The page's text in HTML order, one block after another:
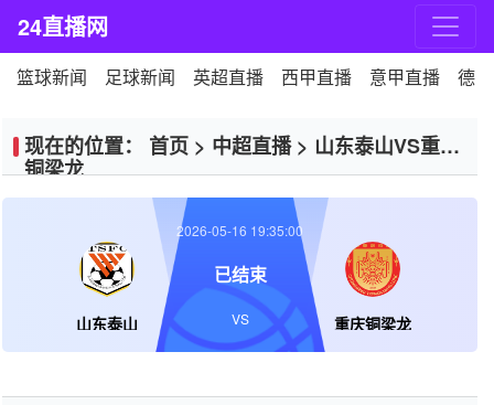
24直播网
篮球新闻 足球新闻 英超直播 西甲直播 意甲直播 德
现在的位置： 首页 > 中超直播> 山东泰山VS重庆
铜梁龙
山东泰山 重庆铜梁龙
2026-05-16 19:35:00
已结束
VS